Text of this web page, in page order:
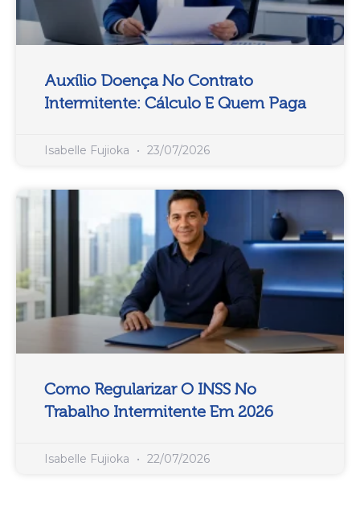
Auxílio Doença No Contrato
Intermitente: Cálculo E Quem Paga
Isabelle Fujioka 23/07/2026
Como Regularizar O INSS No
Trabalho Intermitente Em 2026
Isabelle Fujioka 22/07/2026